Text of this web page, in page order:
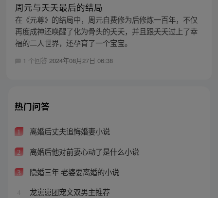
周元与夭夭最后的结局
在《元尊》的结局中，周元自费修为后修炼一百年，不仅
再度成神还唤醒了化为骨头的夭夭，并且跟夭夭过上了幸
福的二人世界，还孕育了一个宝宝。
1 个回答 2024年08月27日 06:38
热门问答
1 离婚后丈夫追悔婚妻小说
2 离婚后他对前妻心动了是什么小说
3 隐婚三年 老婆要离婚的小说
4 龙崽崽团宠文双男主推荐